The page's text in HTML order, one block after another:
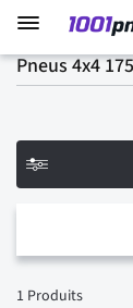
Pneus 4x4
1 Produits